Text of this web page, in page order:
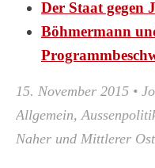
Der Staat gegen
Böhmermann
15. November 2015 •
Allgemein,
Naher und Mittlerer